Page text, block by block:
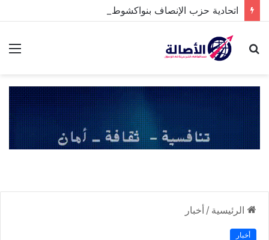
بحث
الرئيسية / أخبار
أخبار